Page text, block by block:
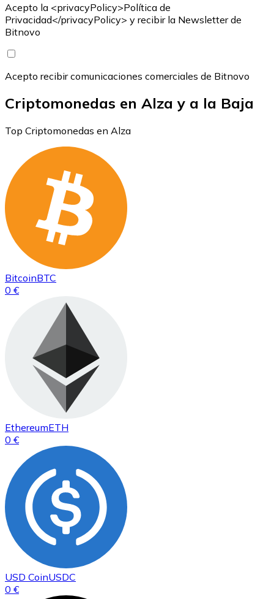
Acepto la <privacyPolicy>Política de
Privacidad</privacyPolicy> y recibir la Newsletter de
Bitnovo
Acepto recibir comunicaciones comerciales de Bitnovo
Criptomonedas en Alza y a la Baja
Top Criptomonedas en Alza
BitcoinBTC
0 €
EthereumETH
0 €
USD CoinUSDC
0 €